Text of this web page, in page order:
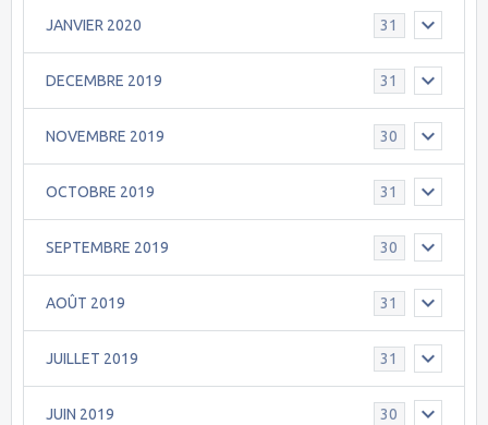
JANVIER 2020 31
DECEMBRE 2019 31
NOVEMBRE 2019 30
OCTOBRE 2019 31
SEPTEMBRE 2019 30
AOÛT 2019 31
JUILLET 2019 31
JUIN 2019 30